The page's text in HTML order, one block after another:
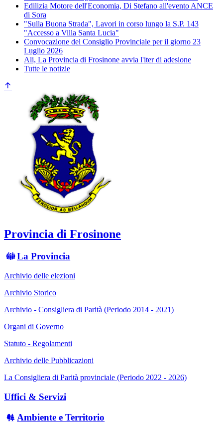
Edilizia Motore dell'Economia, Di Stefano all'evento ANCE
di Sora
"Sulla Buona Strada", Lavori in corso lungo la S.P. 143
"Accesso a Villa Santa Lucia"
Convocazione del Consiglio Provinciale per il giorno 23
Luglio 2026
Ali, La Provincia di Frosinone avvia l'iter di adesione
Tutte le notizie
Provincia di Frosinone
La Provincia
Archivio delle elezioni
Archivio Storico
Archivio - Consigliera di Parità (Periodo 2014 - 2021)
Organi di Governo
Statuto - Regolamenti
Archivio delle Pubblicazioni
La Consigliera di Parità provinciale (Periodo 2022 - 2026)
Uffici & Servizi
Ambiente e Territorio